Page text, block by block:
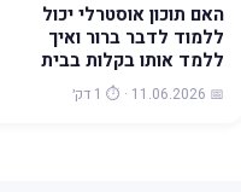
האם תוכון אוסטרלי יכול
ללמוד לדבר ברור ואיך
ללמד אותו בקלות בבית
📅 11.06.2026 · ⏱️ 1 דק׳